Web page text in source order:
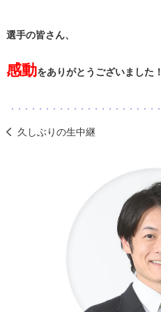
選手の皆さん、
感動をありがとうございました！
久しぶりの生中継